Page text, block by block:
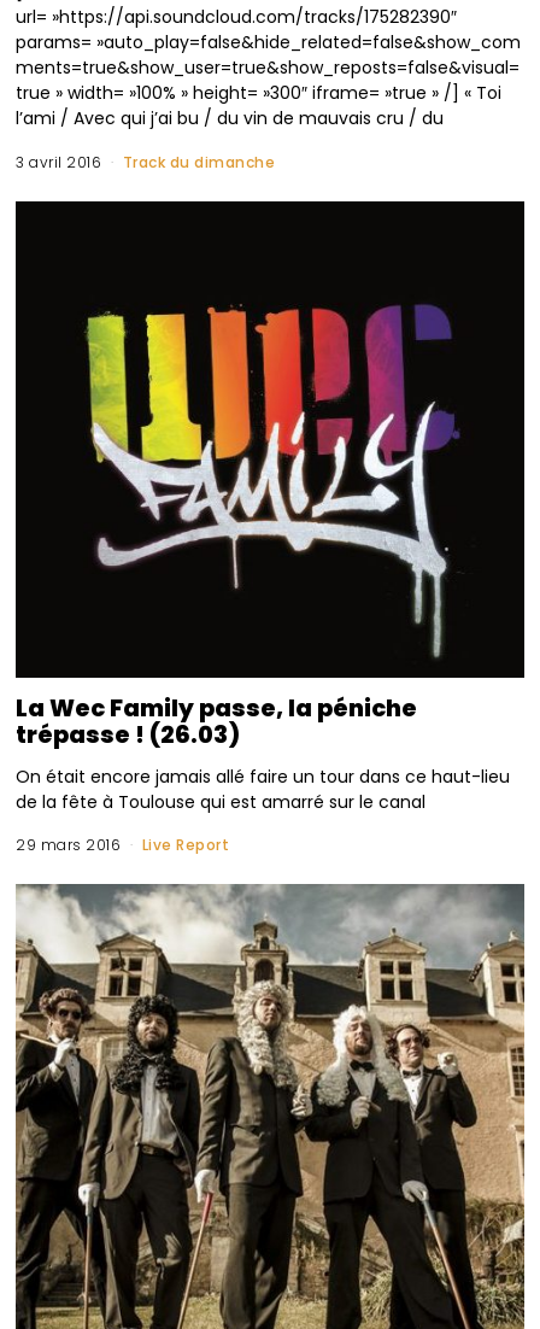
url= »https://api.soundcloud.com/tracks/175282390″
params= »auto_play=false&hide_related=false&show_com
ments=true&show_user=true&show_reposts=false&visual=
true » width= »100% » height= »300″ iframe= »true » /] « Toi
l’ami / Avec qui j’ai bu / du vin de mauvais cru / du
3 avril 2016 Track du dimanche
La Wec Family passe, la péniche
trépasse ! (26.03)
On était encore jamais allé faire un tour dans ce haut-lieu
de la fête à Toulouse qui est amarré sur le canal
29 mars 2016 Live Report